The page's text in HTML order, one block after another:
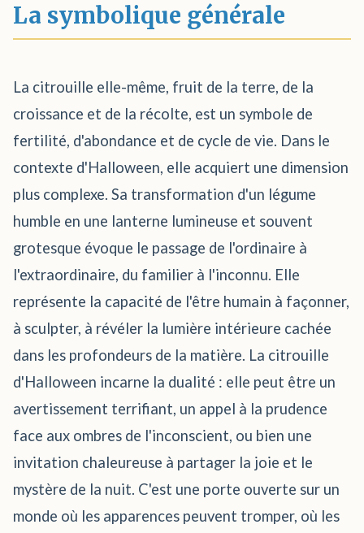
La symbolique générale
La citrouille elle-même, fruit de la terre, de la
croissance et de la récolte, est un symbole de
fertilité, d'abondance et de cycle de vie. Dans le
contexte d'Halloween, elle acquiert une dimension
plus complexe. Sa transformation d'un légume
humble en une lanterne lumineuse et souvent
grotesque évoque le passage de l'ordinaire à
l'extraordinaire, du familier à l'inconnu. Elle
représente la capacité de l'être humain à façonner,
à sculpter, à révéler la lumière intérieure cachée
dans les profondeurs de la matière. La citrouille
d'Halloween incarne la dualité : elle peut être un
avertissement terrifiant, un appel à la prudence
face aux ombres de l'inconscient, ou bien une
invitation chaleureuse à partager la joie et le
mystère de la nuit. C'est une porte ouverte sur un
monde où les apparences peuvent tromper, où les